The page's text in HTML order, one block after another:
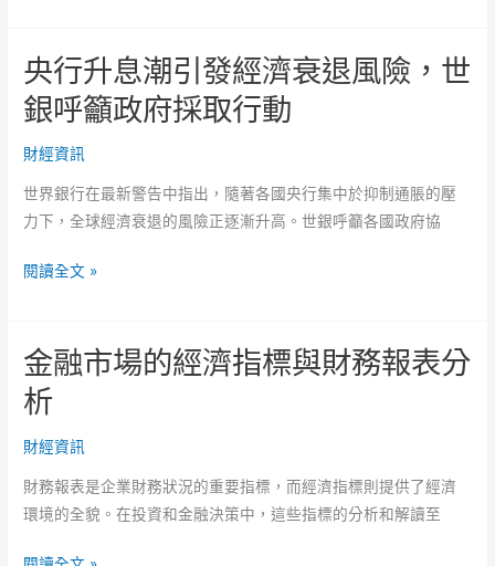
鍵
步
驟
團
搶
攻
寵
市
場，
造
龍
服
務，
商
機
億
央行升息潮引發經濟衰退風險，世
銀呼籲政府採取行動
財經資訊
世界銀行在最新警告中指出，隨著各國央行集中於抑制通脹的壓
力下，全球經濟衰退的風險正逐漸升高。世銀呼籲各國政府協
央
息
潮
引
發
濟
衰
閱讀全文 »
金融市場的經濟指標與財務報表分
析
財經資訊
財務報表是企業財務狀況的重要指標，而經濟指標則提供了經濟
環境的全貌。在投資和金融決策中，這些指標的分析和解讀至